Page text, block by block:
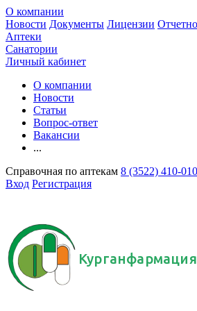
О компании
Новости Документы Лицензии
Аптеки
Санатории
Личный кабинет
О компании
Новости
Статьи
Вопрос-ответ
Вакансии
...
Справочная по аптекам 8 (3522) 410-010
Вход Регистрация
Курганфармация